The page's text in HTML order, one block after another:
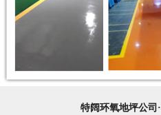
特阔环氧地坪公司